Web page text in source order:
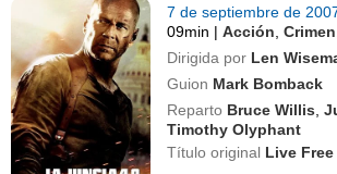
7 de septiembre de
09min | Acción ,Crimen
Dirigida por Len
Guion Mark Bomback
Reparto Bruce Willis ,
Timothy Olyphant
Título original Live